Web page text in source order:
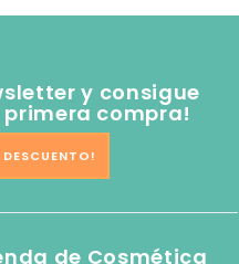
y consigue
primera compra!
de Cosmética